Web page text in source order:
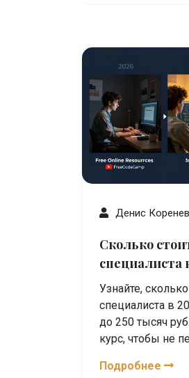
Денис Коренев
Сколько
специалиста
реальные
стоимость
Узнайте,
специалиста в
до 250 тысяч
курс, чтобы не
по
Подробнее